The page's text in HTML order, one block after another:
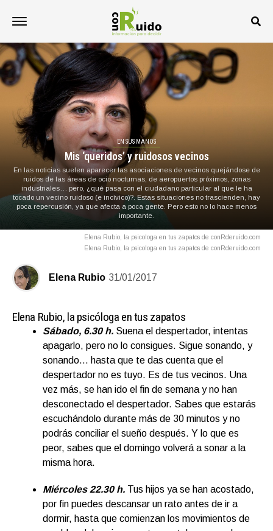
EN SUS MANOS
Mis ‘queridos’ y ruidosos vecinos
En las noticias suelen aparecer las asociaciones de vecinos quejándose de
ruidos de las áreas de ocio nocturnas, de aeropuertos próximos, zonas
industriales… pero, ¿qué pasa con el ciudadano particular al que le ha
tocado un vecino ruidoso (e incívico)?. Estas situaciones no trascienden, hay
poca repercusión, ya que afecta a poca gente. Pero esto no lo hace menos
importante.
Elena Rubio, la psicologa en tus zapatos de conRderuido.com
Elena Rubio, la psicologa en tus zapatos de conRderuido.com
Elena Rubio 31/01/2017
Elena Rubio, la psicóloga en tus zapatos
Sábado, 6.30 h. Suena el despertador, intentas
apagarlo, pero no lo consigues. Sigue sonando, y
sonando… hasta que te das cuenta que el
despertador no es tuyo. Es de tus vecinos. Una
vez más, se han ido el fin de semana y no han
desconectado el despertador. Sabes que estarás
escuchándolo durante más de 30 minutos y no
podrás conciliar el sueño después. Y lo que es
peor, sabes que el domingo volverá a sonar a la
misma hora.
Miércoles 22.30 h. Tus hijos ya se han acostado,
por fin puedes descansar un rato antes de ir a
dormir, hasta que comienzan los movimientos de